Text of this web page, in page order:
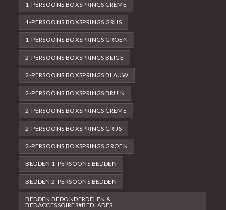
1-PERSOONS BOXSPRINGS CRÈME
1-PERSOONS BOXSPRINGS GRIJS
1-PERSOONS BOXSPRINGS GROEN
2-PERSOONS BOXSPRINGS BEIGE
2-PERSOONS BOXSPRINGS BLAUW
2-PERSOONS BOXSPRINGS BRUIN
2-PERSOONS BOXSPRINGS CRÈME
2-PERSOONS BOXSPRINGS GRIJS
2-PERSOONS BOXSPRINGS GROEN
BEDDEN 1-PERSOONS BEDDEN
BEDDEN 2-PERSOONS BEDDEN
BEDDEN BEDONDERDELEN &
BEDACCESSOIRES#BEDLADES